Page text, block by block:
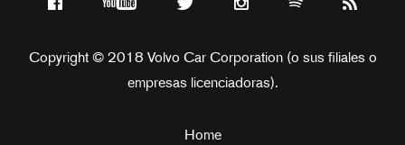
Copyright © 2018 Volvo Car Corporation (o sus filiales o
empresas licenciadoras).
Home